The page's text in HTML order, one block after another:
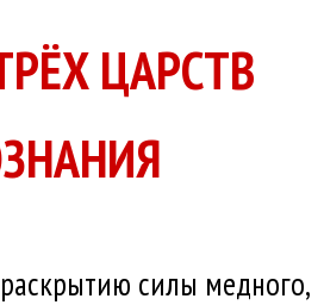
ЦАРСТВ
силы медного,